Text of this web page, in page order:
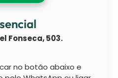
Fonseca, 503.
no botão abaixo e